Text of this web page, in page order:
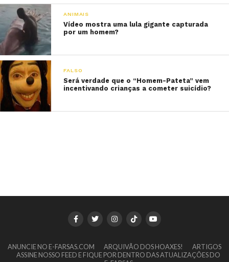
ANIMAIS
Vídeo mostra uma lula gigante capturada
por um homem?
FALSO
Será verdade que o “Homem-Pateta” vem
incentivando crianças a cometer suicídio?
ANUNCIE NO E-FARSAS.COM ARQUIVÃO DOS HOAXES!
ARTIGOS
ASSINE NOSSO FEED E FIQUE POR DENTRO DAS ATUALIZAÇÕES DO